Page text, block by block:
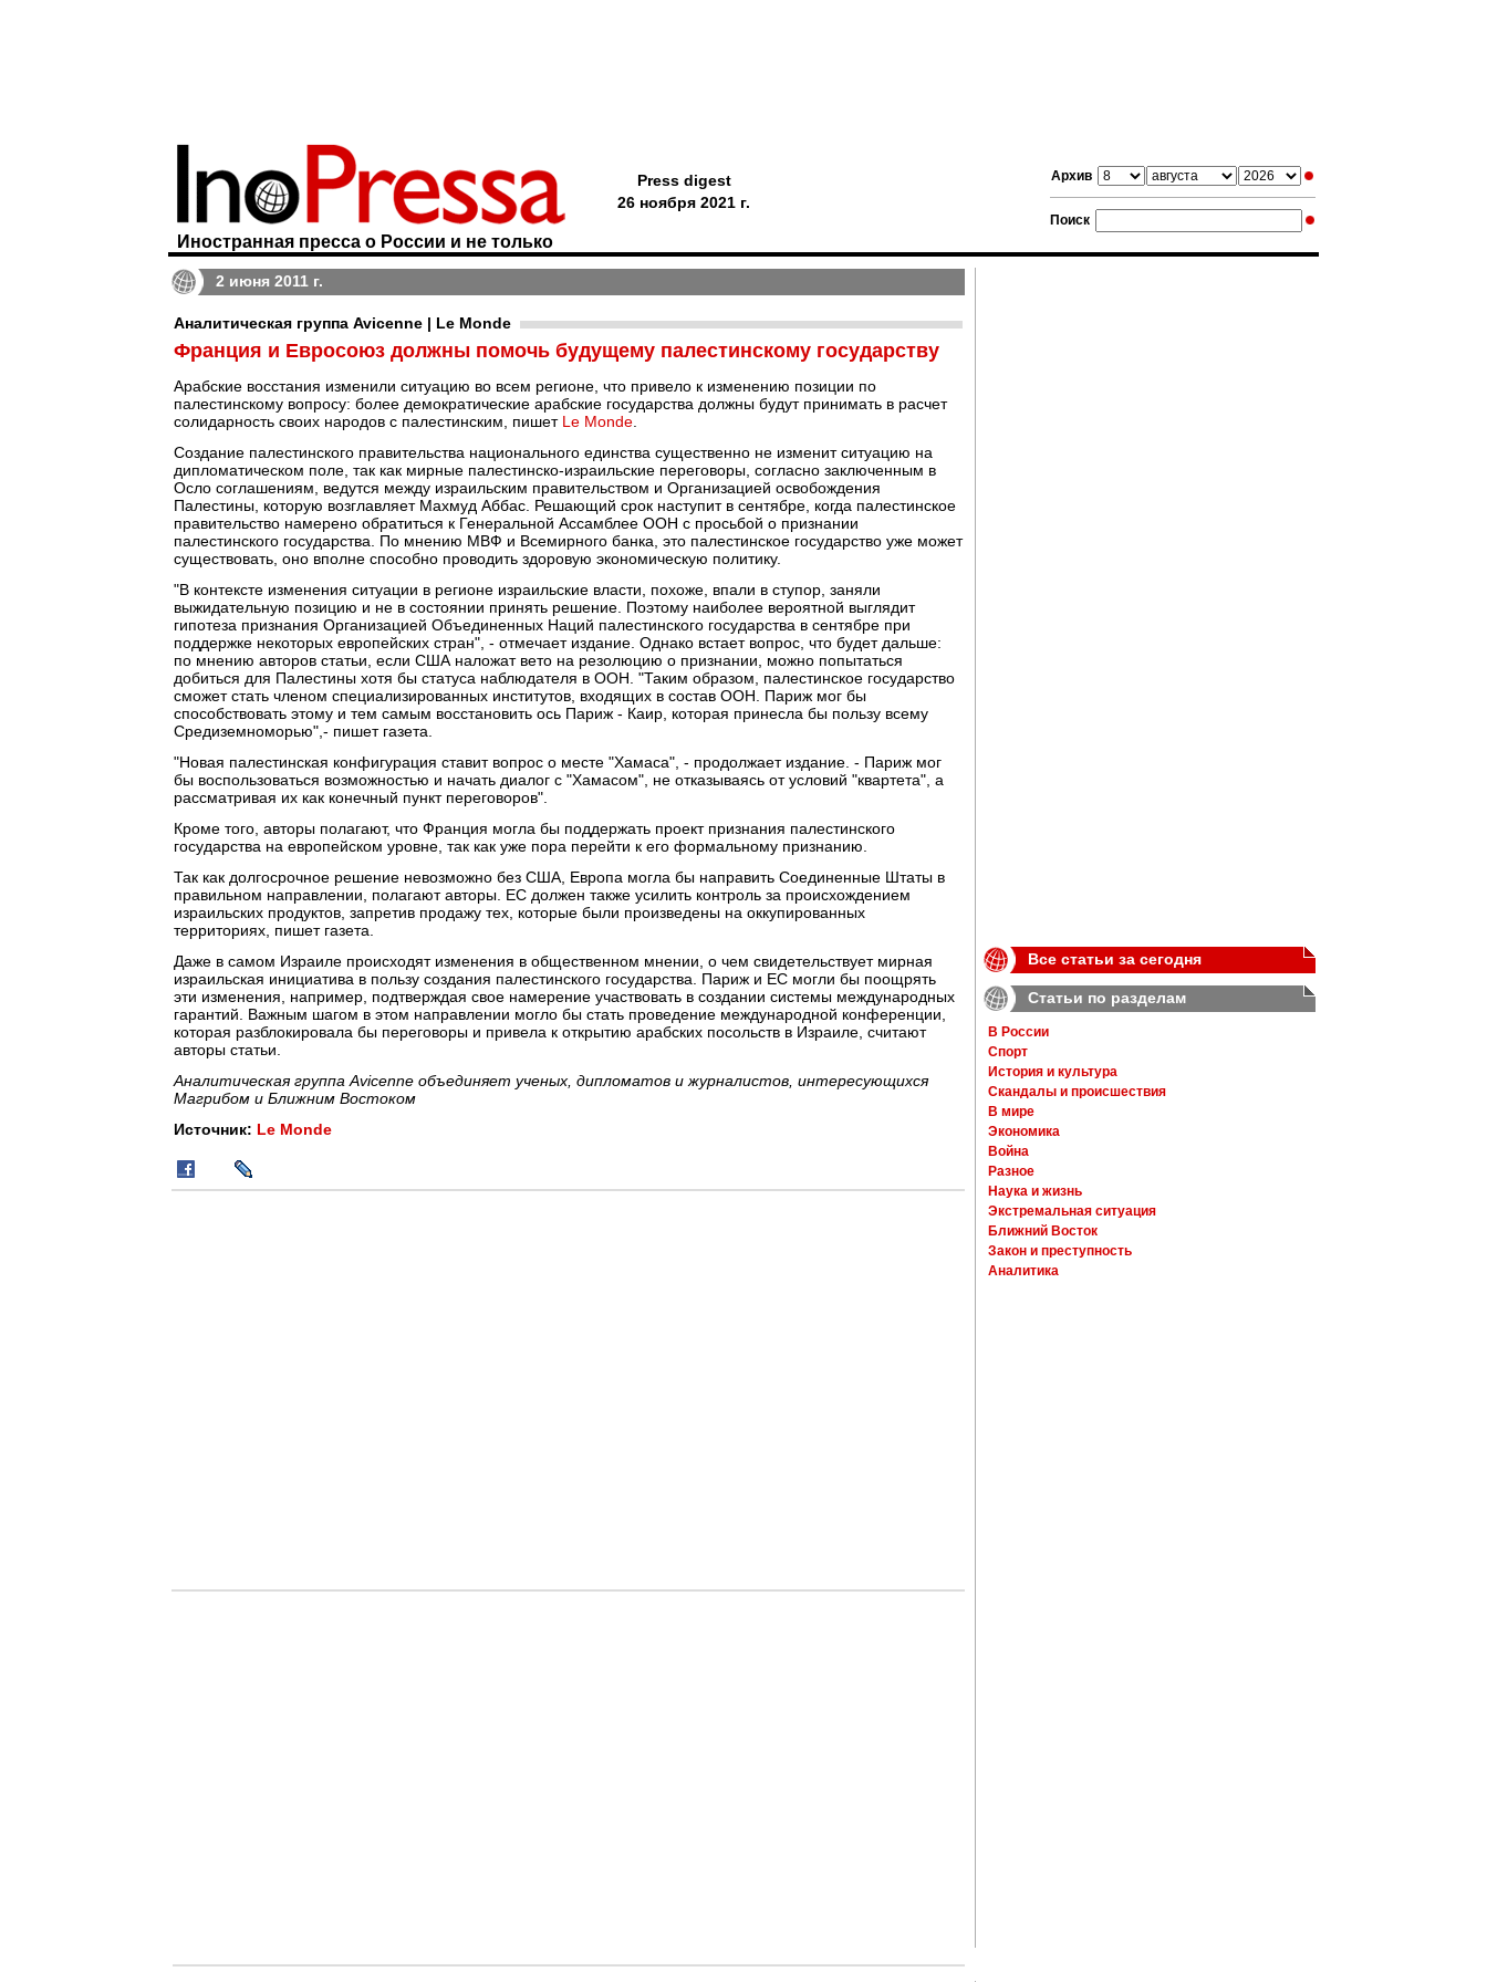
Архив
Поиск
Иностранная пресса о России и не только
Press digest
26 ноября 2021 г.
2 июня 2011 г.
Аналитическая группа Avicenne | Le Monde
Франция и Евросоюз должны помочь будущему палестинскому государству
Арабские восстания изменили ситуацию во всем регионе, что привело к изменению позиции по
палестинскому вопросу: более демократические арабские государства должны будут принимать в расчет
солидарность своих народов с палестинским, пишет Le Monde
Создание палестинского правительства национального единства существенно не изменит ситуацию на
дипломатическом поле, так как мирные палестинско-израильские переговоры, согласно заключенным в
Осло соглашениям, ведутся между израильским правительством и Организацией освобождения
Палестины, которую возглавляет Махмуд Аббас. Решающий срок наступит в сентябре, когда палестинское
правительство намерено обратиться к Генеральной Ассамблее ООН с просьбой о признании
палестинского государства. По мнению МВФ и Всемирного банка, это палестинское государство уже может
существовать, оно вполне способно проводить здоровую экономическую политику.
"В контексте изменения ситуации в регионе израильские власти, похоже, впали в ступор, заняли
выжидательную позицию и не в состоянии принять решение. Поэтому наиболее вероятной выглядит
гипотеза признания Организацией Объединенных Наций палестинского государства в сентябре при
поддержке некоторых европейских стран", - отмечает издание. Однако встает вопрос, что будет дальше:
по мнению авторов статьи, если США наложат вето на резолюцию о признании, можно попытаться
добиться для Палестины хотя бы статуса наблюдателя в ООН. "Таким образом, палестинское государство
сможет стать членом специализированных институтов, входящих в состав ООН. Париж мог бы
способствовать этому и тем самым восстановить ось Париж - Каир, которая принесла бы пользу всему
Средиземноморью",- пишет газета.
"Новая палестинская конфигурация ставит вопрос о месте "Хамаса", - продолжает издание. - Париж мог
бы воспользоваться возможностью и начать диалог с "Хамасом", не отказываясь от условий "квартета", а
рассматривая их как конечный пункт переговоров".
Кроме того, авторы полагают, что Франция могла бы поддержать проект признания палестинского
государства на европейском уровне, так как уже пора перейти к его формальному признанию.
Так как долгосрочное решение невозможно без США, Европа могла бы направить Соединенные Штаты в
правильном направлении, полагают авторы. ЕС должен также усилить контроль за происхождением
израильских продуктов, запретив продажу тех, которые были произведены на оккупированных
территориях, пишет газета.
Даже в самом Израиле происходят изменения в общественном мнении, о чем свидетельствует мирная
израильская инициатива в пользу создания палестинского государства. Париж и ЕС могли бы поощрять
эти изменения, например, подтверждая свое намерение участвовать в создании системы международных
гарантий. Важным шагом в этом направлении могло бы стать проведение международной конференции,
которая разблокировала бы переговоры и привела к открытию арабских посольств в Израиле, считают
авторы статьи.
Аналитическая группа Avicenne объединяет ученых, дипломатов и журналистов, интересующихся
Магрибом и Ближним Востоком
Источник: Le Monde
Все статьи за сегодня
Статьи по разделам
В России
Спорт
История и культура
Скандалы и происшествия
В мире
Экономика
Война
Разное
Наука и жизнь
Экстремальная ситуация
Ближний Восток
Закон и преступность
Аналитика